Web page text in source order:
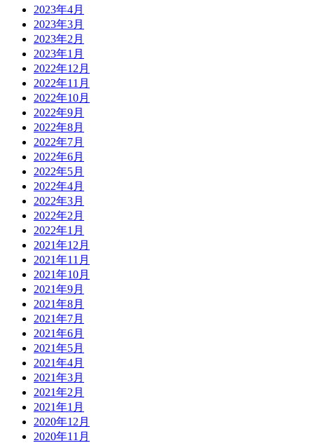
2023年4月
2023年3月
2023年2月
2023年1月
2022年12月
2022年11月
2022年10月
2022年9月
2022年8月
2022年7月
2022年6月
2022年5月
2022年4月
2022年3月
2022年2月
2022年1月
2021年12月
2021年11月
2021年10月
2021年9月
2021年8月
2021年7月
2021年6月
2021年5月
2021年4月
2021年3月
2021年2月
2021年1月
2020年12月
2020年11月